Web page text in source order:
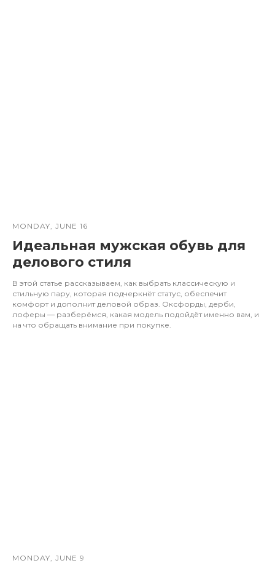
MONDAY, JUNE 16
Идеальная мужская обувь для
делового стиля
В этой статье рассказываем, как выбрать классическую и
стильную пару, которая подчеркнёт статус, обеспечит
комфорт и дополнит деловой образ. Оксфорды, дерби,
лоферы — разберёмся, какая модель подойдёт именно вам, и
на что обращать внимание при покупке.
MONDAY, JUNE 9